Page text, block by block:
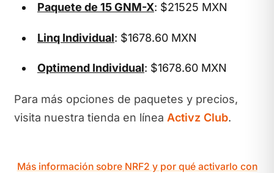
Paquete de 15 GNM-X: $21525 MXN
Linq Individual: $1678.60 MXN
Optimend Individual: $1678.60 MXN
Para más opciones de paquetes y precios,
visita nuestra tienda en línea Activz Club.
Más información sobre NRF2 y por qué activarlo con